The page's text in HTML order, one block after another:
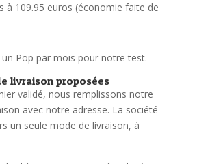
à 109.95 euros (économie faite de
Pop par mois pour notre test.
livraison proposées
validé, nous remplissons notre
avec notre adresse. La société
un seule mode de livraison, à